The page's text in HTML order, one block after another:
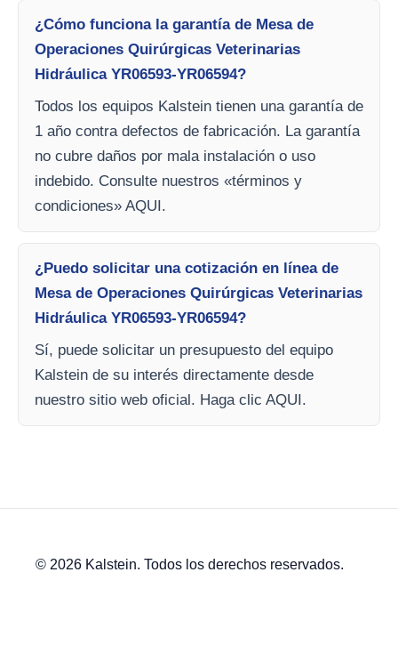
¿Cómo funciona la garantía de Mesa de
Operaciones Quirúrgicas Veterinarias
Hidráulica YR06593-YR06594?
Todos los equipos Kalstein tienen una garantía de
1 año contra defectos de fabricación. La garantía
no cubre daños por mala instalación o uso
indebido. Consulte nuestros «términos y
condiciones» AQUI.
¿Puedo solicitar una cotización en línea de
Mesa de Operaciones Quirúrgicas Veterinarias
Hidráulica YR06593-YR06594?
Sí, puede solicitar un presupuesto del equipo
Kalstein de su interés directamente desde
nuestro sitio web oficial. Haga clic AQUI.
© 2026 Kalstein. Todos los derechos reservados.